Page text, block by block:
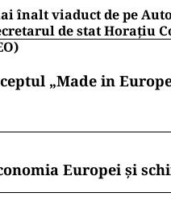
înalt viaduct de pe
de stat Horațiu
„Made in
Europei și